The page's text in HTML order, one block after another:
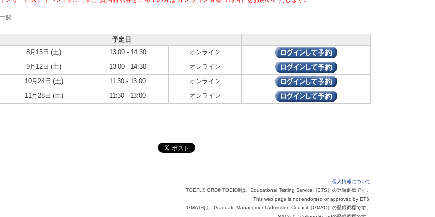
覧:
予定日
8月15日 (土)
13:00 - 14:30
オンライン
9月12日 (土)
13:00 - 14:30
オンライン
10月24日 (土)
11:30 - 13:00
オンライン
11月28日 (土)
11:30 - 13:00 オンライン
個人情報について
TOEFL® GRE® TOEIC®は、Educational Testing Service（ETS）の登録商標です。
This web page is not endorsed or approved by ETS.
GMAT®は、Graduate Management Admission Council（GMAC）の登録商標です。